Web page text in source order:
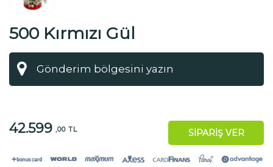
500 Kırmızı Gül
42.599 ,00 TL SİPARİŞ VER